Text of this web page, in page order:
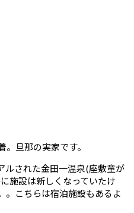
旦那の実家です。
ルされた金田一温泉(座敷童が
施設は新しくなっていたけ
。こちらは宿泊施設もあるよ